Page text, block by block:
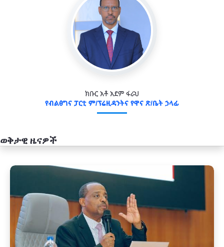
ክቡር አቶ አደም ፋራህ
የብልፅግና ፓርቲ ም/ፕሬዚዳንትና የዋና ጽ/ቤት ኃላፊ
ወቅታዊ ዜናዎች